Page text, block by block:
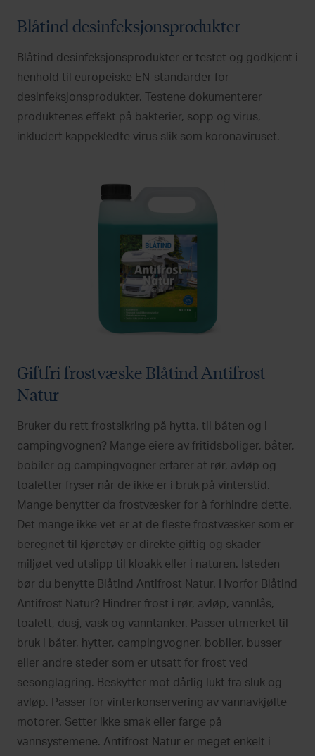
Blåtind desinfeksjonsprodukter
Blåtind desinfeksjonsprodukter er testet og godkjent i
henhold til europeiske EN-standarder for
desinfeksjonsprodukter. Testene dokumenterer
produktenes effekt på bakterier, sopp og virus,
inkludert kappekledte virus slik som koronaviruset.
Giftfri frostvæske Blåtind Antifrost
Natur
Bruker du rett frostsikring på hytta, til båten og i
campingvognen? Mange eiere av fritidsboliger, båter,
bobiler og campingvogner erfarer at rør, avløp og
toaletter fryser når de ikke er i bruk på vinterstid.
Mange benytter da frostvæsker for å forhindre dette.
Det mange ikke vet er at de fleste frostvæsker som er
beregnet til kjøretøy er direkte giftig og skader
miljøet ved utslipp til kloakk eller i naturen. Isteden
bør du benytte Blåtind Antifrost Natur. Hvorfor Blåtind
Antifrost Natur? Hindrer frost i rør, avløp, vannlås,
toalett, dusj, vask og vanntanker. Passer utmerket til
bruk i båter, hytter, campingvogner, bobiler, busser
eller andre steder som er utsatt for frost ved
sesonglagring. Beskytter mot dårlig lukt fra sluk og
avløp. Passer for vinterkonservering av vannavkjølte
motorer. Setter ikke smak eller farge på
vannsystemene. Antifrost Natur er meget enkelt i